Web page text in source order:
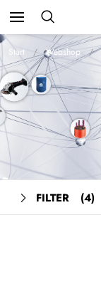
Start Webshop
FILTER (4)